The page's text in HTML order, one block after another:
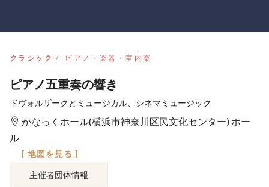
クラシック ピアノ・楽器・室内楽
ピアノ五重奏の響き
ドヴォルザークとミュージカル、シネマミュージック
かなっくホール(横浜市神奈川区民文化センター) ホー
ル
[ 地図を見る ]
主催者団体情報